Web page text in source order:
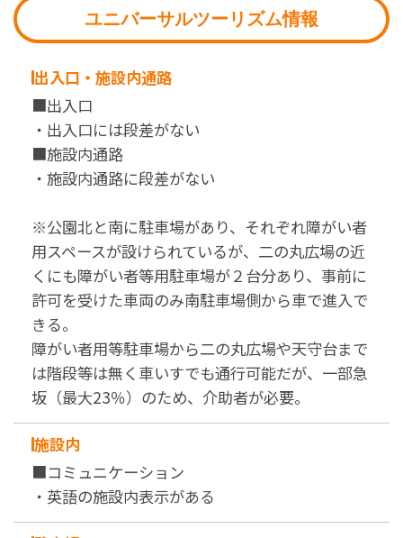
ユニバーサルツーリズム情報
出入口・施設内通路
■出入口
・出入口には段差がない
■施設内通路
・施設内通路に段差がない
※公園北と南に駐車場があり、それぞれ障がい者
用スペースが設けられているが、二の丸広場の近
くにも障がい者等用駐車場が２台分あり、事前に
許可を受けた車両のみ南駐車場側から車で進入で
きる。
障がい者用等駐車場から二の丸広場や天守台まで
は階段等は無く車いすでも通行可能だが、一部急
坂（最大23％）のため、介助者が必要。
施設内
■コミュニケーション
・英語の施設内表示がある